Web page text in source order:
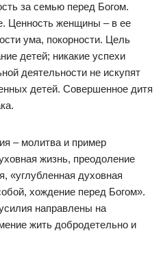
за семью перед Богом.
Ценность женщины – в ее
ума, покорности. Цель
детей; никакие успехи
деятельности не искупят
детей. Совершенное дитя
– молитва и пример
жизнь, преодоление
«углубленная духовная
хождение перед Богом».
направлены на
жить добродетельно и